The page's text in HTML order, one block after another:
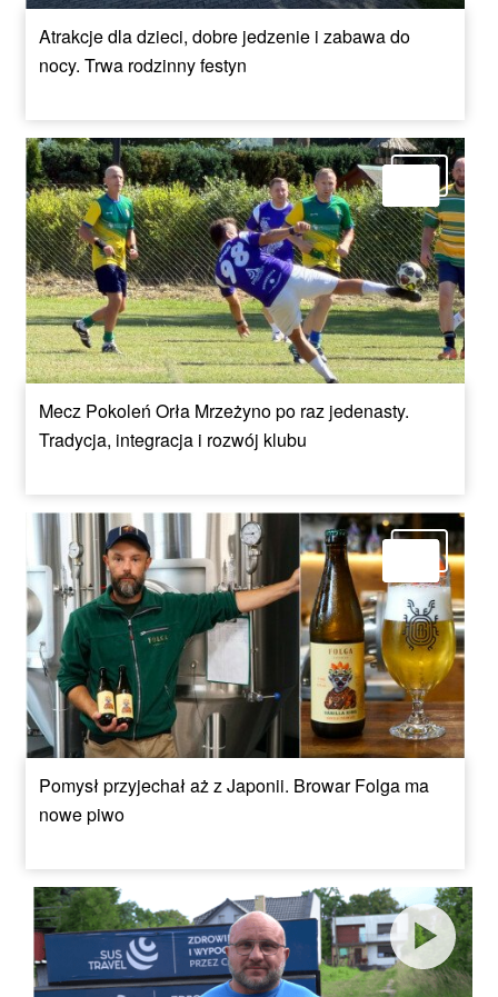
Atrakcje dla dzieci, dobre jedzenie i zabawa do
nocy. Trwa rodzinny festyn
Mecz Pokoleń Orła Mrzeżyno po raz jedenasty.
Tradycja, integracja i rozwój klubu
Pomysł przyjechał aż z Japonii. Browar Folga ma
nowe piwo